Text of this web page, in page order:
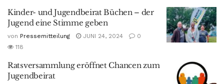
Kinder- und Jugendbeirat Büchen – der
Jugend eine Stimme geben
von Pressemitteilung JUNI 24, 2024
0
118
Ratsversammlung eröffnet Chancen zum
Jugendbeirat